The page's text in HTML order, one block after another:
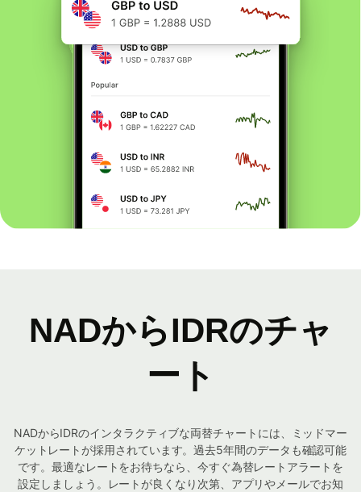
NADからIDRのチャ
ート
NADからIDRのインタラクティブな両替チャートには、ミッドマー
ケットレートが採用されています。過去5年間のデータも確認可能
です。最適なレートをお待ちなら、今すぐ為替レートアラートを
設定しましょう。レートが良くなり次第、アプリやメールでお知